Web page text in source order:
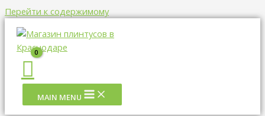
Перейти к содержимому
MAIN MENU